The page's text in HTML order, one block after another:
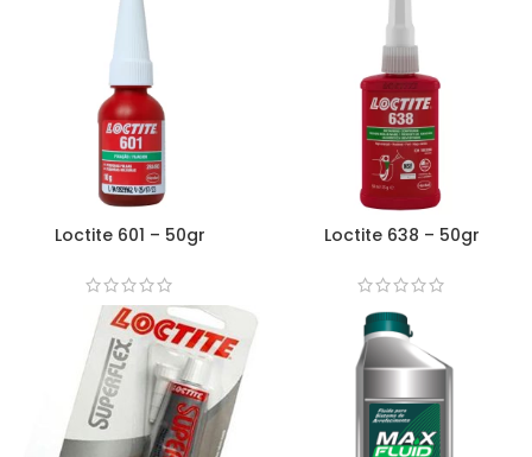
Loctite 601 – 50gr Loctite 638 – 50gr